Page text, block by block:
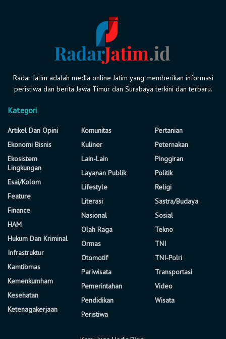
Radar Jatim adalah media online Jatim yang memberikan informasi
peristiwa dan berita Jawa Timur dan Surabaya terkini dan terbaru.
Kategori
Artikel Dan Opini
Ekonomi Bisnis
Ekosistem
Lingkungan
Esai/Kolom
Feature
Finance
HAM
Hukum Dan Kriminal
Infrastruktur
Kamtibmas
Kemenkumham
Kesehatan
Ketenagakerjaan
Komunitas
Kuliner
Lain-Lain
Layanan Publik
Lifestyle
Literasi
Nasional
Olah Raga
Ormas
Otomotif
Pariwisata
Pemerintahan
Pendidikan
Peristiwa
Pertanian
Peternakan
Pinggiran
Politik
Religi
Sastra/Budaya
Sosial
Tekno
TNI
TNI-Polri
Transportasi
Video
Wisata